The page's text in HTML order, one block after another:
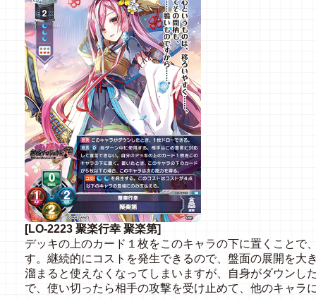
[LO-2223 聚楽行幸 聚楽第]
デッキの上のカード１枚をこのキャラの下に置くことで
す。継続的にコストを発生できるので、盤面の展開を大
溜まると使えなくなってしまいますが、自身がダウンし
で、使い切ったら相手の攻撃を受け止めて、他のキャラ